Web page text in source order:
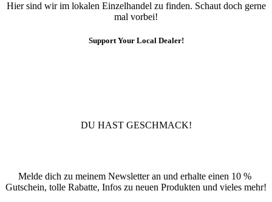
Hier sind wir im lokalen Einzelhandel zu finden. Schaut doch gerne
mal vorbei!
Support Your Local Dealer!
DU HAST GESCHMACK!
Melde dich zu meinem Newsletter an und erhalte einen 10 %
Gutschein, tolle Rabatte, Infos zu neuen Produkten und vieles mehr!